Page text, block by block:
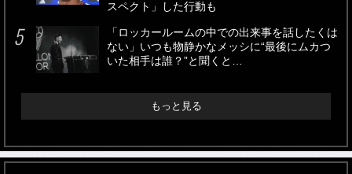
スペクト」した行動も
「ロッカールームの中での出来事を話したくは
ない」いつも物静かなメッシに“最後にムカつ
いた相手は誰？”と聞くと…
もっと見る